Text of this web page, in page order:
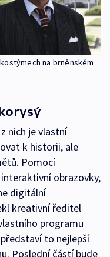
na brněnském
nich je vlastní
k historii, ale
Pomocí
obrazovky,
digitální
kreativní ředitel
programu
to nejlepší
Poslední částí bude